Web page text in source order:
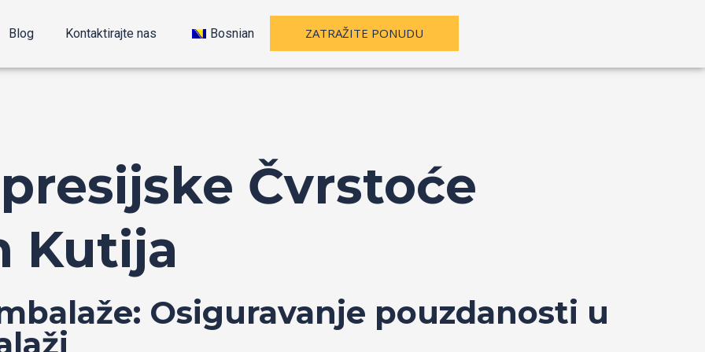
Blog Kontaktirajte nas Bosnian ZATRAŽITE PONUDU
Čvrstoće
Kutija
Osiguravanje pouzdanosti u